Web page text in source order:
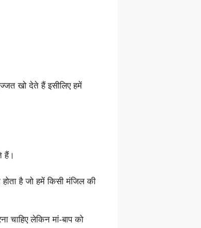
खो देते हैं इसीलिए हमें
हैं।
होता है जो हमें किसी मंजिल की
चाहिए लेकिन मां-बाप को